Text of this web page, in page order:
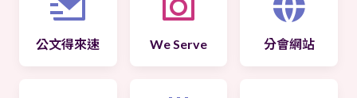
公文得來速 We Serve 分會網站